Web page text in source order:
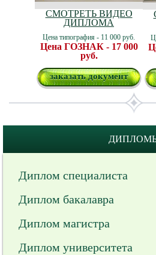
СМОТРЕТЬ ВИДЕО
ДИПЛОМА
Цена типография - 11 000 руб.
Цена ГОЗНАК - 17 000
руб.
заказать документ
Диплом специалиста
Диплом бакалавра
Диплом магистра
Диплом университета